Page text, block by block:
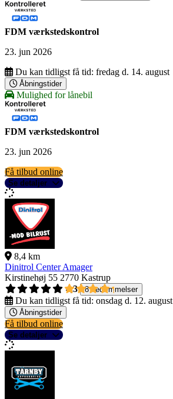
FDM værkstedskontrol
23. jun 2026
Du kan tidligst få tid: fredag d. 14. august
Åbningstider
Mulighed for lånebil
FDM værkstedskontrol
23. jun 2026
Få tilbud online
Se detaljer
8,4 km
Dinitrol Center Amager
Kirstinehøj 55 2770 Kastrup
4,3
8 bedømmelser
Du kan tidligst få tid: onsdag d. 12. august
Åbningstider
Få tilbud online
Se detaljer